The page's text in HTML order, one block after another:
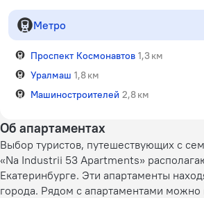
Метро
Проспект Космонавтов 1,3 км
Уралмаш 1,8 км
Машиностроителей 2,8 км
Об апартаментах
Выбор туристов, путешествующих с
«Na Industrii 53 Apartments»
Екатеринбурге. Эти апартаменты
города. Рядом с апартаментами можно